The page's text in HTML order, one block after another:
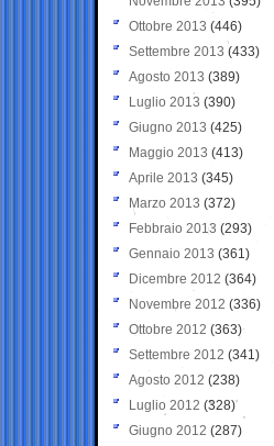
Ottobre 2013 (446)
Settembre 2013 (433)
Agosto 2013 (389)
Luglio 2013 (390)
Giugno 2013 (425)
Maggio 2013 (413)
Aprile 2013 (345)
Marzo 2013 (372)
Febbraio 2013 (293)
Gennaio 2013 (361)
Dicembre 2012 (364)
Novembre 2012 (336)
Ottobre 2012 (363)
Settembre 2012 (341)
Agosto 2012 (238)
Luglio 2012 (328)
Giugno 2012 (287)